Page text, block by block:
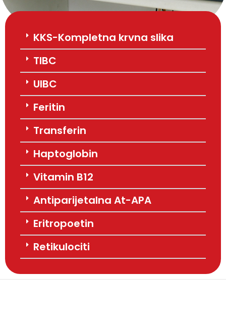
KKS-Kompletna krvna slika
TIBC
UIBC
Feritin
Transferin
Haptoglobin
Vitamin B12
Antiparijetalna At-APA
Eritropoetin
Retikulociti